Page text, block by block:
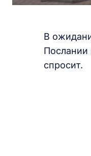
В
Послании
спросит.